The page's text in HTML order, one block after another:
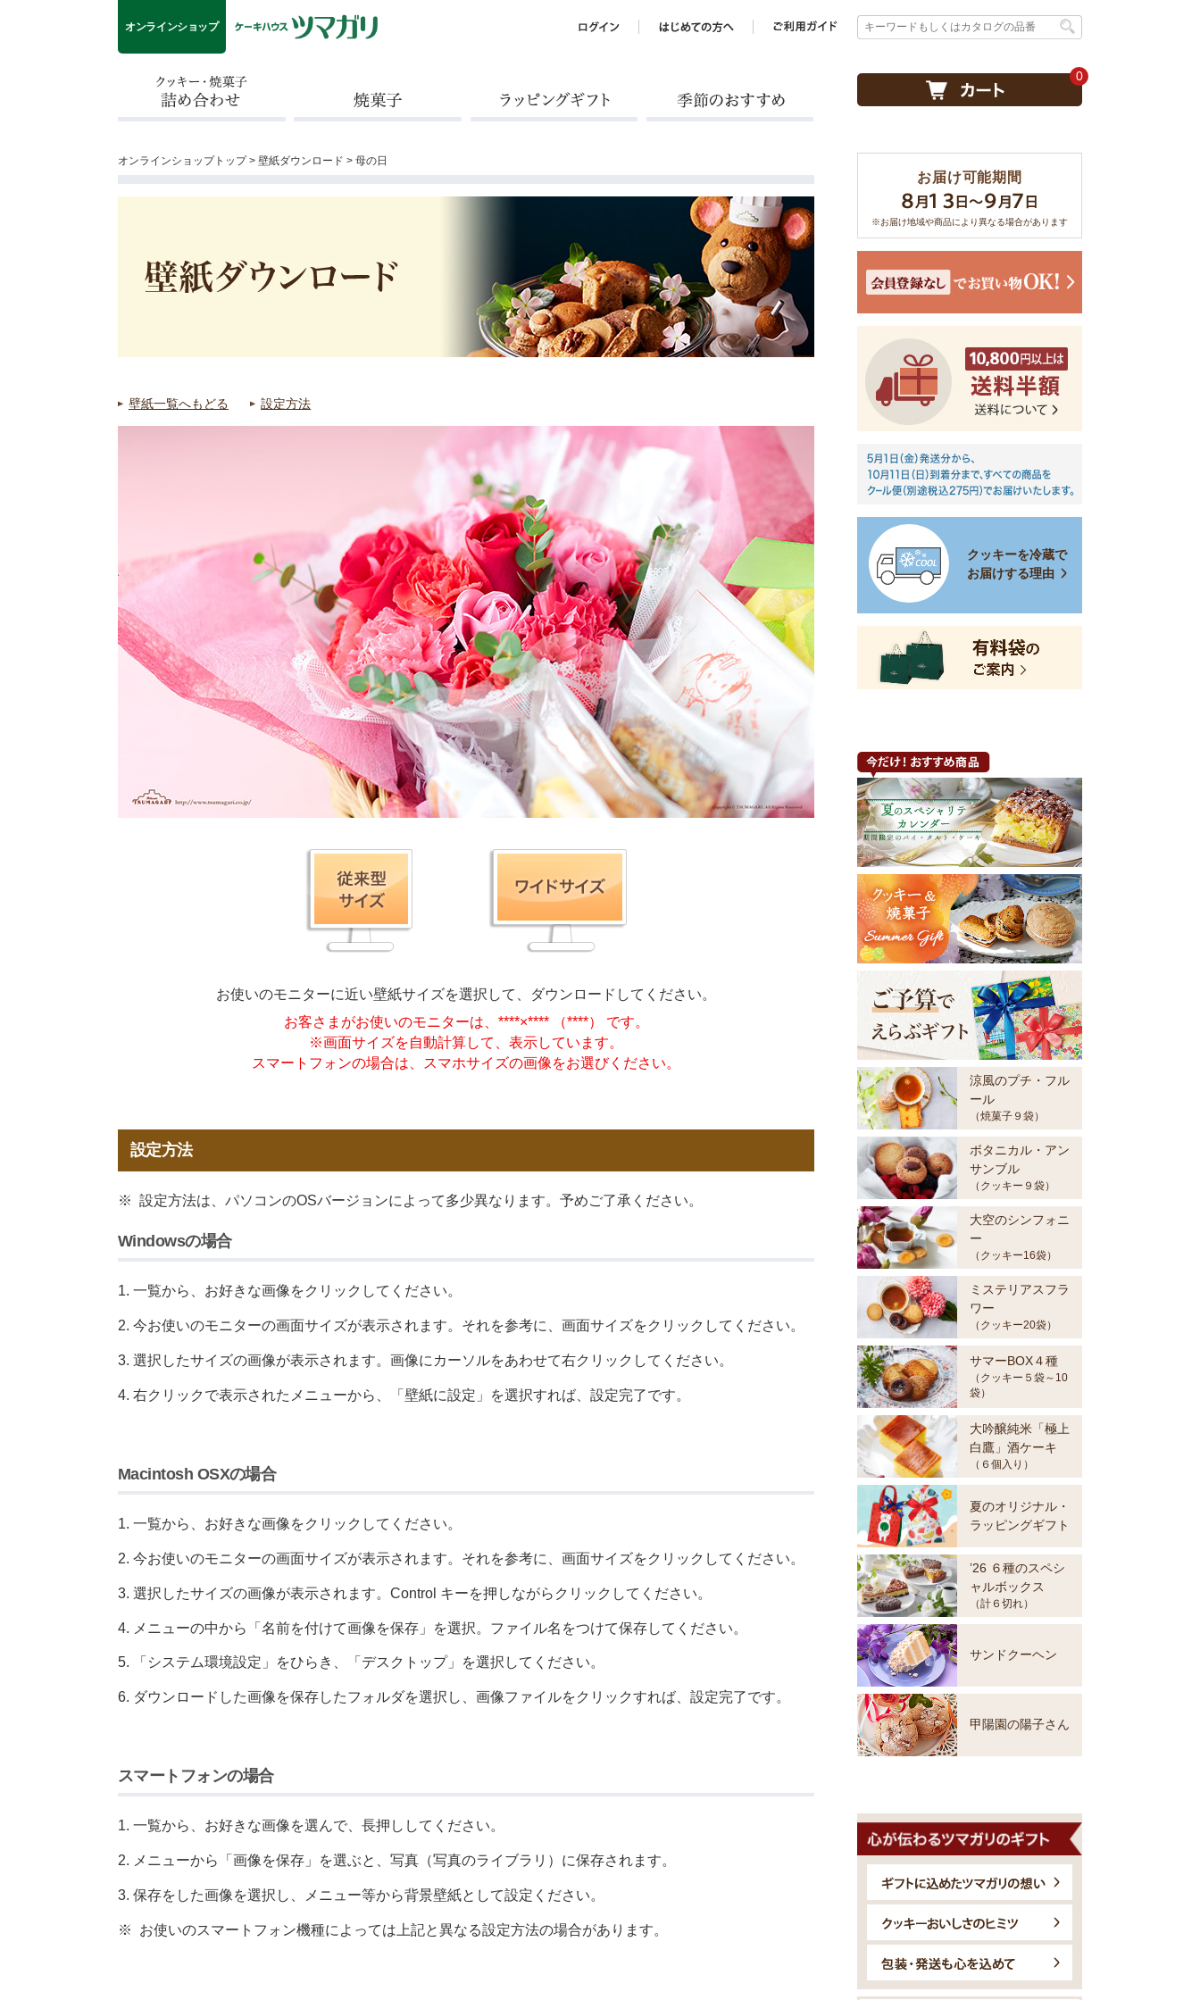
オンラインショップ
0
オンラインショップトップ> 壁紙ダウンロード > 母の日
壁紙一覧へもどる 設定方法
お使いのモニターに近い壁紙サイズを選択して、ダウンロードしてください。
お客さまがお使いのモニターは、 ****×****（****） です。
※画面サイズを自動計算して、表示しています。
スマートフォンの場合は、スマホサイズの画像をお選びください。
設定方法
※ 設定方法は、パソコンのOSバージョンによって多少異なります。予めご了承ください。
Windowsの場合
一覧から、お好きな画像をクリックしてください。
今お使いのモニターの画面サイズが表示されます。それを参考に、画面サイズをクリックしてください。
選択したサイズの画像が表示されます。画像にカーソルをあわせて右クリックしてください。
右クリックで表示されたメニューから、「壁紙に設定」を選択すれば、設定完了です。
Macintosh OSXの場合
一覧から、お好きな画像をクリックしてください。
今お使いのモニターの画面サイズが表示されます。それを参考に、画面サイズをクリックしてください。
選択したサイズの画像が表示されます。Control キーを押しながらクリックしてください。
メニューの中から「名前を付けて画像を保存」を選択。ファイル名をつけて保存してください。
「システム環境設定」をひらき、「デスクトップ」を選択してください。
ダウンロードした画像を保存したフォルダを選択し、画像ファイルをクリックすれば、設定完了です。
スマートフォンの場合
一覧から、お好きな画像を選んで、長押ししてください。
メニューから「画像を保存」を選ぶと、写真（写真のライブラリ）に保存されます。
保存をした画像を選択し、メニュー等から背景壁紙として設定ください。
※ お使いのスマートフォン機種によっては上記と異なる設定方法の場合があります。
お届け可能期間
※お届け地域や商品により異なる場合があります
クッキーを冷蔵で
お届けする理由
涼風のプチ・フル
ール
（焼菓子９袋）
ボタニカル・アン
サンブル
（クッキー９袋）
大空のシンフォニ
ー
（クッキー16袋）
ミステリアスフラ
ワー
（クッキー20袋）
サマーBOX４種
（クッキー５袋～10
袋）
大吟醸純米「極上
白鷹」酒ケーキ
（６個入り）
夏のオリジナル・
ラッピングギフト
’26 ６種のスペシ
ャルボックス
（計６切れ）
サンドクーヘン
甲陽園の陽子さん